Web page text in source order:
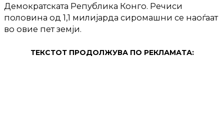
Демократската Република Конго. Речиси
половина од 1,1 милијарда сиромашни се наоѓаат
во овие пет земји.
ТЕКСТОТ ПРОДОЛЖУВА ПО РЕКЛАМАТА: